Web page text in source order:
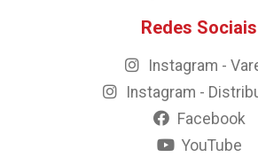
Redes Sociais
Instagram -
Instagram -
Facebook
YouTube